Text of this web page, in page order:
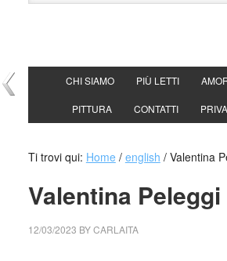
CHI SIAMO PIÙ LETTI
PITTURA CONTATTI
Ti trovi qui: Home / english /Valentina
Valentina
12/03/2023 BYCARLAITA